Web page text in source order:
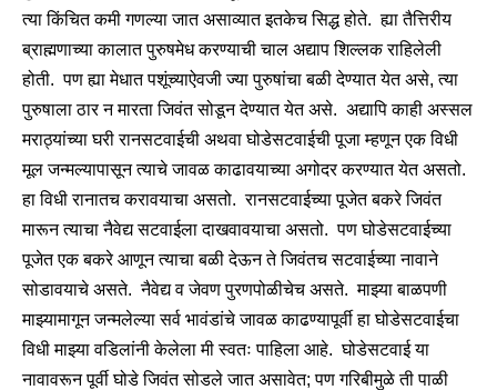
त्या किंचित कमी गणल्या जात असाव्यात इतकेच सिद्ध होते. ह्या तैत्तिरीय
ब्राह्मणाच्या कालात पुरुषमेध करण्याची चाल अद्याप शिल्लक राहिलेली
होती. पण ह्या मेधात पशूंच्याऐवजी ज्या पुरुषांचा बळी देण्यात येत असे, त्या
पुरुषाला ठार न मारता जिवंत सोडून देण्यात येत असे. अद्यापि काही अस्सल
मराठ्यांच्या घरी रानसटवाईची अथवा घोडेसटवाईची पूजा म्हणून एक विधी
मूल जन्मल्यापासून त्याचे जावळ काढावयाच्या अगोदर करण्यात येत असतो.
हा विधी रानातच करावयाचा असतो. रानसटवाईच्या पूजेत बकरे जिवंत
मारून त्याचा नैवेद्य सटवाईला दाखवावयाचा असतो. पण घोडेसटवाईच्या
पूजेत एक बकरे आणून त्याचा बळी देऊन ते जिवंतच सटवाईच्या नावाने
सोडावयाचे असते. नैवेद्य व जेवण पुरणपोळीचेच असते. माझ्या बाळपणी
माझ्यामागून जन्मलेल्या सर्व भावंडांचे जावळ काढण्यापूर्वी हा घोडेसटवाईचा
विधी माझ्या वडिलांनी केलेला मी स्वतः पाहिला आहे. घोडेसटवाई या
नावावरून पूर्वी घोडे जिवंत सोडले जात असावेत; पण गरिबीमुळे ती पाळी